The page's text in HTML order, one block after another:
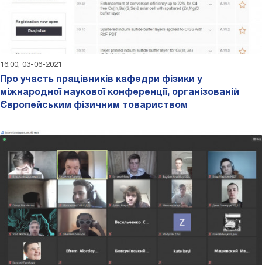
16:00, 03-06-2021
Про участь працівників кафедри фізики у
міжнародної наукової конференції, організованій
Європейським фізичним товариством